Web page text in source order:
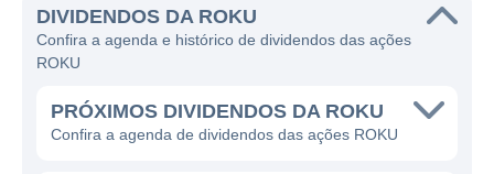
DIVIDENDOS DA ROKU
Confira a agenda e histórico de dividendos das ações
ROKU
PRÓXIMOS DIVIDENDOS DA ROKU
Confira a agenda de dividendos das ações ROKU